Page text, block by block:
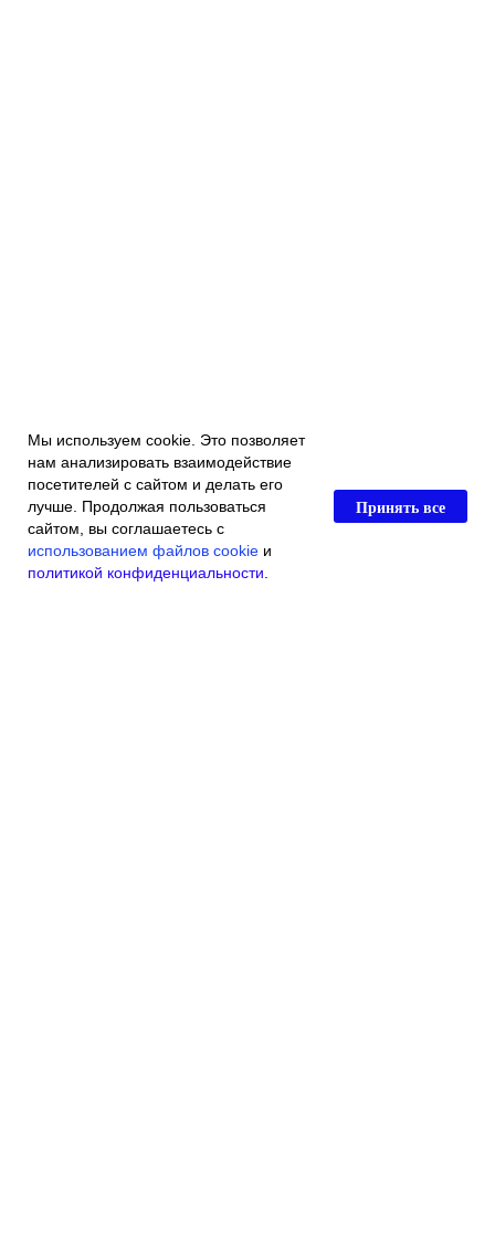
Главная Каталог магазина
Мы используем cookie. Это позволяет
нам анализировать взаимодействие
посетителей с сайтом и делать его
лучше. Продолжая пользоваться
сайтом, вы соглашаетесь с
использованием файлов cookie и
политикой конфиденциальности
Принять все